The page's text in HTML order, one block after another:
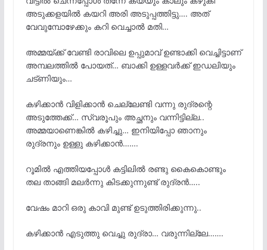
അടുക്കളയിൽ കയറി അരി അടുപ്പത്തിട്ടു…. അത്
വേവുമ്പോഴേക്കും കറി വെച്ചാൽ മതി…
അമ്മയ്ക്ക് വേണ്ടി രാവിലെ ഉപ്പുമാവ് ഉണ്ടാക്കി വെച്ചിട്ടാണ്
അമ്പലത്തിൽ പോയത്… ബാക്കി ഉള്ളവർക്ക് ഇഡലിയും
ചട്ണിയും…
കഴിക്കാൻ വിളിക്കാൻ ചെല്ലേണ്ടി വന്നു രുദ്രന്റെ
അടുത്തേക്ക്… സ്വരൂപും അച്ഛനും വന്നിട്ടില്ല..
അമ്മയാണെങ്കിൽ കഴിച്ചു… ഇനിയിപ്പോ ഞാനും
രുദ്രനും ഉള്ളു കഴിക്കാൻ…….
റൂമിൽ എത്തിയപ്പോൾ കട്ടിലിൽ രണ്ടു കൈകൊണ്ടും
തല താങ്ങി മലർന്നു കിടക്കുന്നുണ്ട് രുദ്രൻ…..
വേഷം മാറി ഒരു കാവി മുണ്ട് ഉടുത്തിരിക്കുന്നു..
കഴിക്കാൻ എടുത്തു വെച്ചു രുദ്രാ… വരുന്നില്ലേ…….